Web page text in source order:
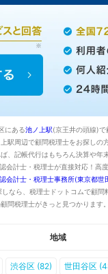
にある池ノ上駅(京王井の頭線)
駅周辺で顧問税理士をお探し
、記帳代行はもちろん決算や
会計士・税理士が直接対応！高
会計士・税理士事務所(東京都世
なら、税理士ドットコムで顧
問税理士がきっと見つかります。
地域
渋谷区 (82) 世田谷区